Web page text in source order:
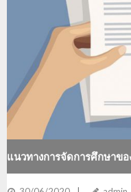
แนวทางการจัดการศึกษาขอ